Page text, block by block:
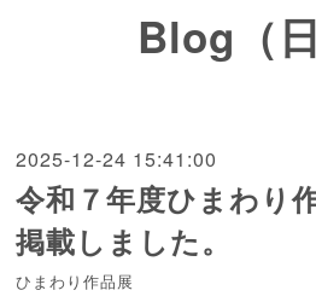
Blog（日
2025-12-24 15:41:00
令和７年度ひまわり
掲載しました。
ひまわり作品展